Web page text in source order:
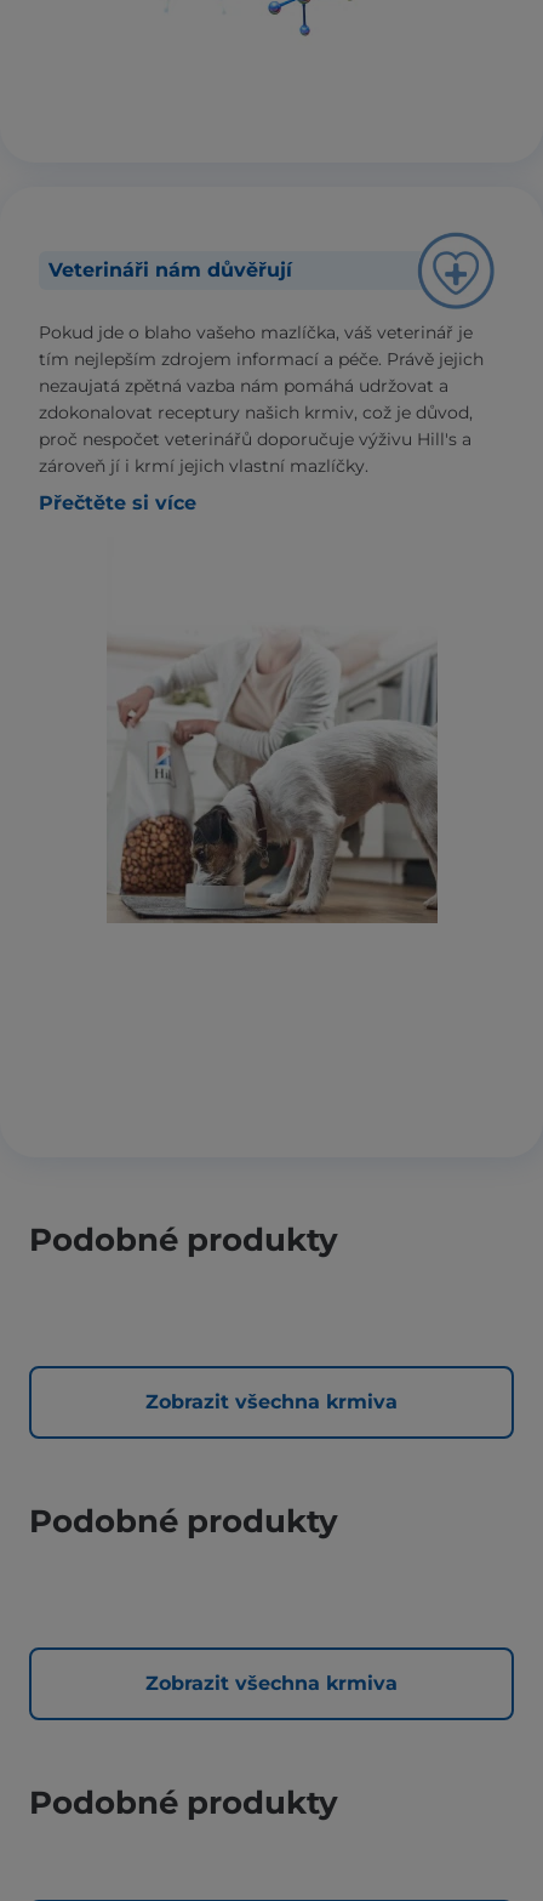
Veterináři nám důvěřují
Pokud jde o blaho vašeho mazlíčka, váš veterinář je
tím nejlepším zdrojem informací a péče. Právě jejich
nezaujatá zpětná vazba nám pomáhá udržovat a
zdokonalovat receptury našich krmiv, což je důvod,
proč nespočet veterinářů doporučuje výživu Hill's a
zároveň jí i krmí jejich vlastní mazlíčky.
Přečtěte si více
Podobné produkty
Zobrazit všechna krmiva
Podobné produkty
Zobrazit všechna krmiva
Podobné produkty